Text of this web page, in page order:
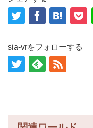
sia-vrをフォローする